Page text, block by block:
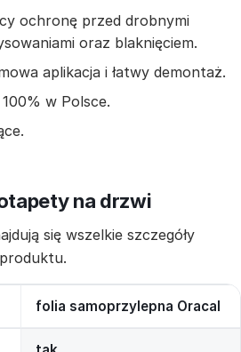
ochronę przed drobnymi
oraz blaknięciem.
aplikacja i łatwy demontaż.
w Polsce.
na drzwi
się wszelkie szczegóły
folia samoprzylepna Oracal